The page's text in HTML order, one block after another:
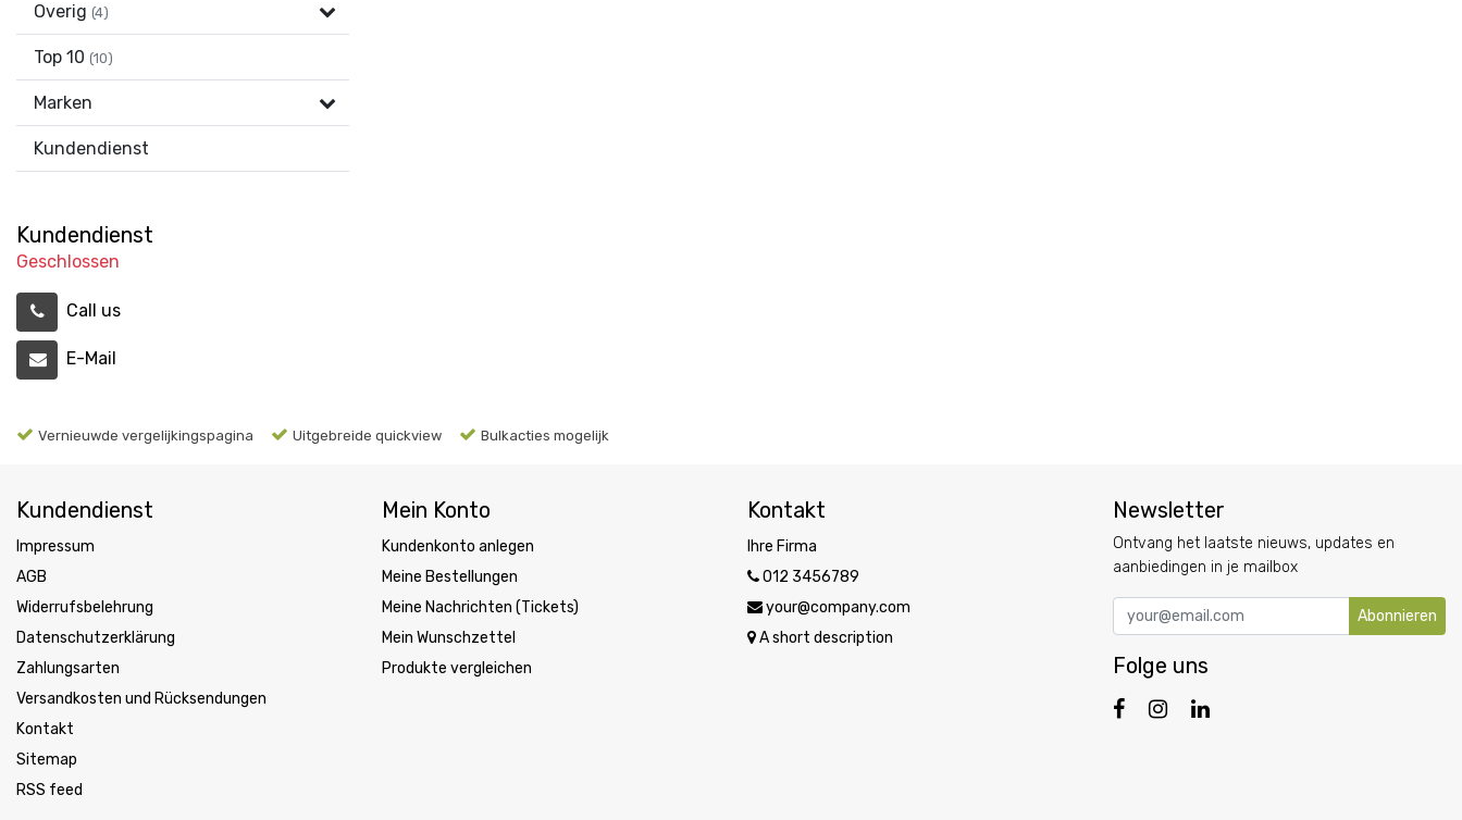
Overig (4)
Top 10 (10)
Marken
Kundendienst
Kundendienst
Geschlossen
Call us
E-Mail
Vernieuwde vergelijkingspagina Uitgebreide quickview Bulkacties mogelijk
Kundendienst
Impressum
AGB
Widerrufsbelehrung
Datenschutzerklärung
Zahlungsarten
Versandkosten und Rücksendungen
Kontakt
Sitemap
RSS feed
Mein Konto
Kundenkonto anlegen
Meine Bestellungen
Meine Nachrichten (Tickets)
Mein Wunschzettel
Produkte vergleichen
Kontakt
Ihre Firma
012 3456789
your@company.com
A short description
Newsletter
Ontvang het laatste nieuws, updates en
aanbiedingen in je mailbox
Abonnieren
Folge uns